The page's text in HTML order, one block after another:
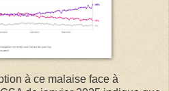
à ce malaise face à